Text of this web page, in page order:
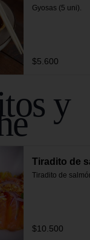
Gyosas (5 uni).
$5.600
y
Tiradito de
Tiradito de
$10.500